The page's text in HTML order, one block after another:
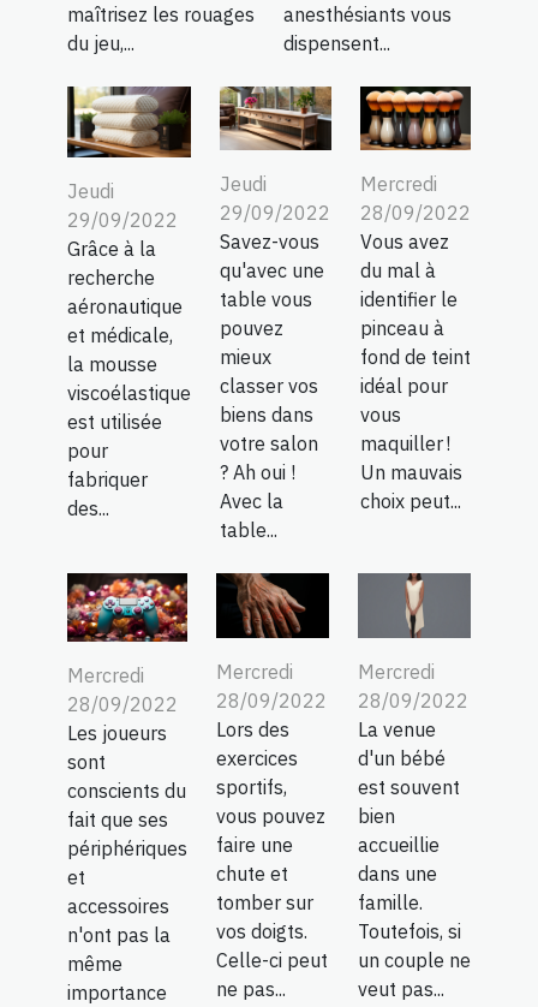
maîtrisez les rouages
du jeu,...
anesthésiants vous
dispensent...
Jeudi
29/09/2022
Grâce à la
recherche
aéronautique
et médicale,
la mousse
viscoélastique
est utilisée
pour
fabriquer
des...
Jeudi
29/09/2022
Savez-vous
qu'avec une
table vous
pouvez
mieux
classer vos
biens dans
votre salon
? Ah oui !
Avec la
table...
Mercredi
28/09/2022
Vous avez
du mal à
identifier le
pinceau à
fond de teint
idéal pour
vous
maquiller !
Un mauvais
choix peut...
Mercredi
28/09/2022
Les joueurs
sont
conscients du
fait que ses
périphériques
et
accessoires
n'ont pas la
même
importance
Mercredi
28/09/2022
Lors des
exercices
sportifs,
vous pouvez
faire une
chute et
tomber sur
vos doigts.
Celle-ci peut
ne pas...
Mercredi
28/09/2022
La venue
d'un bébé
est souvent
bien
accueillie
dans une
famille.
Toutefois, si
un couple ne
veut pas...